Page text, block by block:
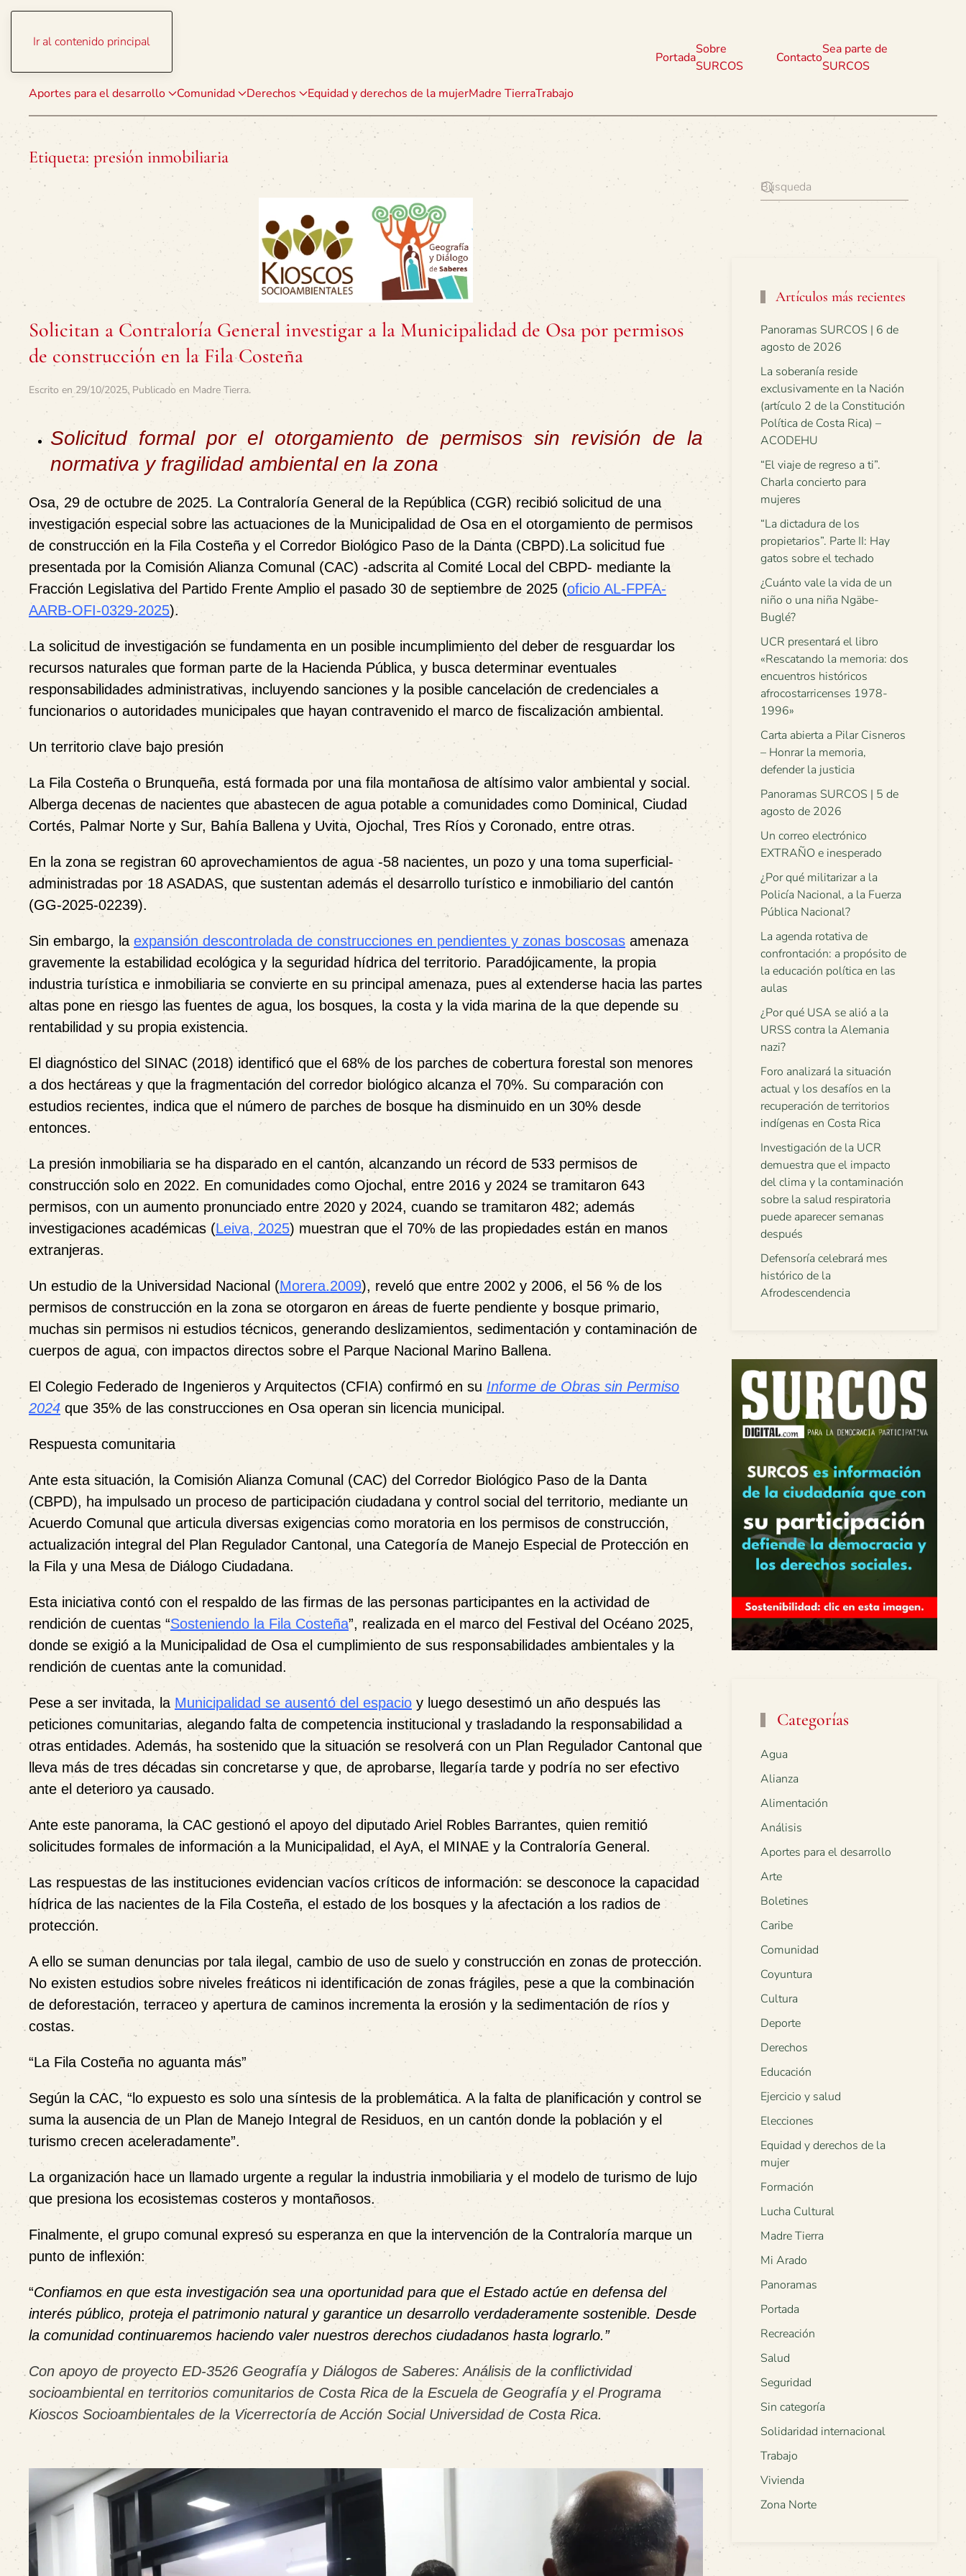
Ir al contenido principal
Aportes para el desarrollo Comunidad Derechos Equidad y derechos de la mujerMadre TierraTrabajo
Portada
Sobre
SURCOS
Contacto
Sea parte de
SURCOS
Etiqueta: presión inmobiliaria
Solicitan a Contraloría General investigar a la Municipalidad de Osa por permisos
de construcción en la Fila Costeña
Escrito en29/10/2025. Publicado en Madre Tierra.
Solicitud formal por el otorgamiento de permisos sin revisión de la
normativa y fragilidad ambiental en la zona
Osa, 29 de octubre de 2025. La Contraloría General de la República (CGR) recibió solicitud de una
investigación especial sobre las actuaciones de la Municipalidad de Osa en el otorgamiento de permisos
de construcción en la Fila Costeña y el Corredor Biológico Paso de la Danta (CBPD).La solicitud fue
presentada por la Comisión Alianza Comunal (CAC) -adscrita al Comité Local del CBPD- mediante la
Fracción Legislativa del Partido Frente Amplio el pasado 30 de septiembre de 2025 (oficio AL-FPFA-
AARB-OFI-0329-2025).
La solicitud de investigación se fundamenta en un posible incumplimiento del deber de resguardar los
recursos naturales que forman parte de la Hacienda Pública, y busca determinar eventuales
responsabilidades administrativas, incluyendo sanciones y la posible cancelación de credenciales a
funcionarios o autoridades municipales que hayan contravenido el marco de fiscalización ambiental.
Un territorio clave bajo presión
La Fila Costeña o Brunqueña, está formada por una fila montañosa de altísimo valor ambiental y social.
Alberga decenas de nacientes que abastecen de agua potable a comunidades como Dominical, Ciudad
Cortés, Palmar Norte y Sur, Bahía Ballena y Uvita, Ojochal, Tres Ríos y Coronado, entre otras.
En la zona se registran 60 aprovechamientos de agua -58 nacientes, un pozo y una toma superficial-
administradas por 18 ASADAS, que sustentan además el desarrollo turístico e inmobiliario del cantón
(GG-2025-02239).
Sin embargo, la expansión descontrolada de construcciones en pendientes y zonas boscosas amenaza
gravemente la estabilidad ecológica y la seguridad hídrica del territorio. Paradójicamente, la propia
industria turística e inmobiliaria se convierte en su principal amenaza, pues al extenderse hacia las partes
altas pone en riesgo las fuentes de agua, los bosques, la costa y la vida marina de la que depende su
rentabilidad y su propia existencia.
El diagnóstico del SINAC (2018) identificó que el 68% de los parches de cobertura forestal son menores
a dos hectáreas y que la fragmentación del corredor biológico alcanza el 70%. Su comparación con
estudios recientes, indica que el número de parches de bosque ha disminuido en un 30% desde
entonces.
La presión inmobiliaria se ha disparado en el cantón, alcanzando un récord de 533 permisos de
construcción solo en 2022. En comunidades como Ojochal, entre 2016 y 2024 se tramitaron 643
permisos, con un aumento pronunciado entre 2020 y 2024, cuando se tramitaron 482; además
investigaciones académicas (Leiva, 2025) muestran que el 70% de las propiedades están en manos
extranjeras.
Un estudio de la Universidad Nacional (Morera.2009), reveló que entre 2002 y 2006, el 56 % de los
permisos de construcción en la zona se otorgaron en áreas de fuerte pendiente y bosque primario,
muchas sin permisos ni estudios técnicos, generando deslizamientos, sedimentación y contaminación de
cuerpos de agua, con impactos directos sobre el Parque Nacional Marino Ballena.
El Colegio Federado de Ingenieros y Arquitectos (CFIA) confirmó en su Informe de Obras sin Permiso
2024 que 35% de las construcciones en Osa operan sin licencia municipal.
Respuesta comunitaria
Ante esta situación, la Comisión Alianza Comunal (CAC) del Corredor Biológico Paso de la Danta
(CBPD), ha impulsado un proceso de participación ciudadana y control social del territorio, mediante un
Acuerdo Comunal que articula diversas exigencias como moratoria en los permisos de construcción,
actualización integral del Plan Regulador Cantonal, una Categoría de Manejo Especial de Protección en
la Fila y una Mesa de Diálogo Ciudadana.
Esta iniciativa contó con el respaldo de las firmas de las personas participantes en la actividad de
rendición de cuentas “Sosteniendo la Fila Costeña”, realizada en el marco del Festival del Océano 2025,
donde se exigió a la Municipalidad de Osa el cumplimiento de sus responsabilidades ambientales y la
rendición de cuentas ante la comunidad.
Pese a ser invitada, la Municipalidad se ausentó del espacio y luego desestimó un año después las
peticiones comunitarias, alegando falta de competencia institucional y trasladando la responsabilidad a
otras entidades. Además, ha sostenido que la situación se resolverá con un Plan Regulador Cantonal que
lleva más de tres décadas sin concretarse y que, de aprobarse, llegaría tarde y podría no ser efectivo
ante el deterioro ya causado.
Ante este panorama, la CAC gestionó el apoyo del diputado Ariel Robles Barrantes, quien remitió
solicitudes formales de información a la Municipalidad, el AyA, el MINAE y la Contraloría General.
Las respuestas de las instituciones evidencian vacíos críticos de información: se desconoce la capacidad
hídrica de las nacientes de la Fila Costeña, el estado de los bosques y la afectación a los radios de
protección.
A ello se suman denuncias por tala ilegal, cambio de uso de suelo y construcción en zonas de protección.
No existen estudios sobre niveles freáticos ni identificación de zonas frágiles, pese a que la combinación
de deforestación, terraceo y apertura de caminos incrementa la erosión y la sedimentación de ríos y
costas.
“La Fila Costeña no aguanta más”
Según la CAC, “lo expuesto es solo una síntesis de la problemática. A la falta de planificación y control se
suma la ausencia de un Plan de Manejo Integral de Residuos, en un cantón donde la población y el
turismo crecen aceleradamente”.
La organización hace un llamado urgente a regular la industria inmobiliaria y el modelo de turismo de lujo
que presiona los ecosistemas costeros y montañosos.
Finalmente, el grupo comunal expresó su esperanza en que la intervención de la Contraloría marque un
punto de inflexión:
“Confiamos en que esta investigación sea una oportunidad para que el Estado actúe en defensa del
interés público, proteja el patrimonio natural y garantice un desarrollo verdaderamente sostenible. Desde
la comunidad continuaremos haciendo valer nuestros derechos ciudadanos hasta lograrlo.”
Con apoyo de proyecto ED-3526 Geografía y Diálogos de Saberes: Análisis de la conflictividad
socioambiental en territorios comunitarios de Costa Rica de la Escuela de Geografía y el Programa
Kioscos Socioambientales de la Vicerrectoría de Acción Social Universidad de Costa Rica.
Artículos más recientes
Panoramas SURCOS | 6 de
agosto de 2026
La soberanía reside
exclusivamente en la Nación
(artículo 2 de la Constitución
Política de Costa Rica) –
ACODEHU
“El viaje de regreso a ti”.
Charla concierto para
mujeres
“La dictadura de los
propietarios”. Parte II: Hay
gatos sobre el techado
¿Cuánto vale la vida de un
niño o una niña Ngäbe-
Buglé?
UCR presentará el libro
«Rescatando la memoria: dos
encuentros históricos
afrocostarricenses 1978-
1996»
Carta abierta a Pilar Cisneros
– Honrar la memoria,
defender la justicia
Panoramas SURCOS | 5 de
agosto de 2026
Un correo electrónico
EXTRAÑO e inesperado
¿Por qué militarizar a la
Policía Nacional, a la Fuerza
Pública Nacional?
La agenda rotativa de
confrontación: a propósito de
la educación política en las
aulas
¿Por qué USA se alió a la
URSS contra la Alemania
nazi?
Foro analizará la situación
actual y los desafíos en la
recuperación de territorios
indígenas en Costa Rica
Investigación de la UCR
demuestra que el impacto
del clima y la contaminación
sobre la salud respiratoria
puede aparecer semanas
después
Defensoría celebrará mes
histórico de la
Afrodescendencia
Categorías
Agua
Alianza
Alimentación
Análisis
Aportes para el desarrollo
Arte
Boletines
Caribe
Comunidad
Coyuntura
Cultura
Deporte
Derechos
Educación
Ejercicio y salud
Elecciones
Equidad y derechos de la
mujer
Formación
Lucha Cultural
Madre Tierra
Mi Arado
Panoramas
Portada
Recreación
Salud
Seguridad
Sin categoría
Solidaridad internacional
Trabajo
Vivienda
Zona Norte